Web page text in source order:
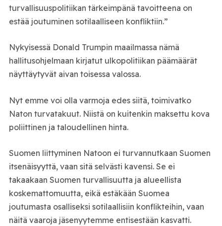
turvallisuuspolitiikan tärkeimpänä tavoitteena on
estää joutuminen sotilaalliseen konfliktiin.”
Nykyisessä Donald Trumpin maailmassa nämä
hallitusohjelmaan kirjatut ulkopolitiikan päämäärät
näyttäytyvät aivan toisessa valossa.
Nyt emme voi olla varmoja edes siitä, toimivatko
Naton turvatakuut. Niistä on kuitenkin maksettu kova
poliittinen ja taloudellinen hinta.
Suomen liittyminen Natoon ei turvannutkaan Suomen
itsenäisyyttä, vaan sitä selvästi kavensi. Se ei
takaakaan Suomen turvallisuutta ja alueellista
koskemattomuutta, eikä estäkään Suomea
joutumasta osalliseksi sotilaallisiin konflikteihin, vaan
näitä vaaroja jäsenyytemme entisestään kasvatti.